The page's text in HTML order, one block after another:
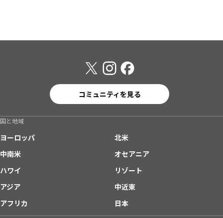
コミュニティを見る
国と地域
ヨーロッパ
北米
中南米
オセアニア
ハワイ
リゾート
アジア
中近東
アフリカ
日本